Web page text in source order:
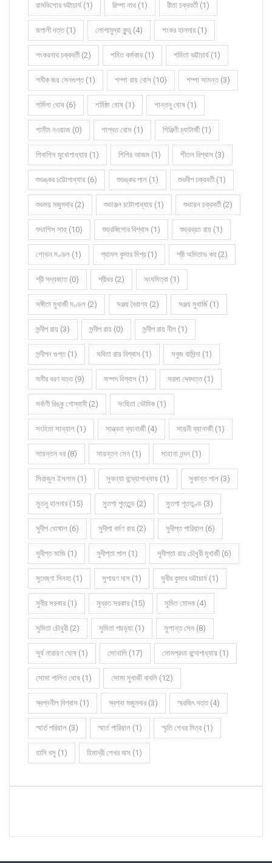
রামকিশোর ভট্টাচার্য (1) রিম্পা নাথ (1) রীতা চক্রবর্তী (1)
রূপালী দত্ত (1) লোপামুদ্রা কুন্ডু (4) শংকর হালদার (1)
শংকরনাথ চক্রবর্তী (2) শমিত কর্মকার (1) শমিতা ভট্টাচার্য (1)
শমীক জয় সেনগুপ্ত (1) শম্পা রায় বোস (10) শম্পা সামন্ত (3)
শর্মিলা ঘোষ (6) শর্মিষ্ঠা ঘোষ (1) শান্তনু ঘোষ (1)
শামীম নওয়াজ (0) শাশ্বত বোস (1) শিঞ্জিনী চ্যাটার্জী (1)
শিবাশিস মুখোপাধ্যায় (1) শিশির আজম (1) শীতল বিশ্বাস (3)
শুভঙ্কর চট্টোপাধ্যায় (6) শুভঙ্কর পাল (1) শুভদীপ চক্রবর্তী (1)
শুভময় মজুমদার (2) শুভাঞ্জন চট্টোপাধ্যায় (1) শুভায়ন চক্রবর্তী (2)
শুভাশিস সাহু (10) শুভ্রকিশোর বিশ্বাস (1) শুভ্রব্রত রায় (1)
শোভন মণ্ডল (1) শ্যামল কুমার মিশ্র (1) শ্রী অমিতাভ কর (2)
শ্রী সদ্যজাত (0) শ্রীধর (2) সংঘমিত্রা (1)
সঙ্গীতা মুখার্জী মণ্ডল (2) সঞ্জয় বৈরাগ্য (2) সঞ্জয় মুখার্জি (1)
সন্দীপ রায় (3) সন্দীপ রায় (0) সন্দীপ রায় নীল (1)
সন্দীপন গুপ্ত (1) সবিতা রায় বিশ্বাস (1) সবুজ বাসিন্দা (1)
সমীর বরণ দত্ত (9) সম্পদ বিশ্বাস (1) সরমা দেবদত্ত (1)
সর্বাণী রিঙ্কু গোস্বামী (2) সংহিতা ভৌমিক (1)
সংহিতা সান্যাল (1) সান্ত্বনা ব্যানার্জী (4) সায়নী ব্যানার্জী (1)
সায়ন্তন ধর (8) সায়ন্তন সেন (1) সাহানা নন্দন (1)
সিরাজুল ইসলাম (1) সুকন্যা বন্দ্যোপাধ্যায় (1) সুকান্ত পাল (3)
সুতনু হালদার (15) সুতপা পুততুন্ড (2) সুতপা পূততুণ্ড (3)
সুদীপ ঘোষাল (6) সুদীপা বর্মণ রায় (2) সুদীপ্ত পারিয়াল (6)
সুদীপ্ত মাজি (1) সুদীপ্তা পাল (1) সুদীপ্তা রায় চৌধুরী মুখার্জী (6)
সুদেষ্ণা সিনহা (1) সুপায়ণ দাস (1) সুবীর কুমার ভট্টাচার্য (1)
সুবীর সরকার (1) সুব্রত সরকার (15) সুমিত মোদক (4)
সুমিতা চৌধুরী (2) সুমিতা পয়ড়্যা (1) সুশান্ত সেন (8)
সূর্য নারায়ণ ঘোষ (1) সোনালি (17) সোমপ্রভা বন্দোপাধ্যায় (1)
সোমা পালিত ঘোষ (1) সোমা মুখার্জী বাবলি (12)
স্বপ্ননীল বিশ্বাস (1) স্বপ্না মজুমদার (3) স্মরজিৎ দত্ত (4)
স্মার্ত পরিয়াল (3) স্মার্ত পারিয়াল (1) স্মৃতি শেখর মিত্র (1)
হাসি বসু (1) হিমাদ্রী শেখর দাস (1)